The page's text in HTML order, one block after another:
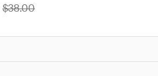
$38.00